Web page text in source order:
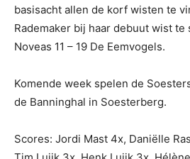
basisacht allen de korf wisten te
Rademaker bij haar debuut wist te
Noveas 11 – 19 De Eemvogels.
Komende week spelen de
de Banninghal in Soesterberg.
Scores: Jordi Mast 4x, Daniëlle